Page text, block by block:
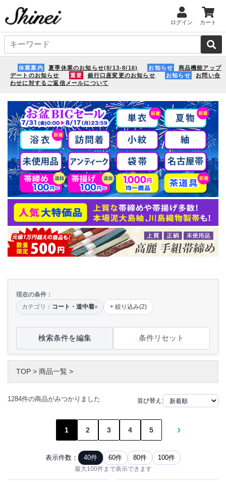
ログイン カート
休業案内 夏季休業のお知らせ(8/13-8/16) お知らせ
商品機能アップ
デートのお知らせ
重要 銀行口座変更のお知らせ お知らせ
お問い合
わせに対するご返信メールについて
現在の条件：
カテゴリ： コート・道中着× + 絞り込み(2)
検索条件を編集 条件リセット
TOP > 商品一覧 >
1284件の商品がみつかりました 並び替え:
1 2 3 4 5 ›
表示件数： 40件 60件 80件 100件
最大100件まで表示できます